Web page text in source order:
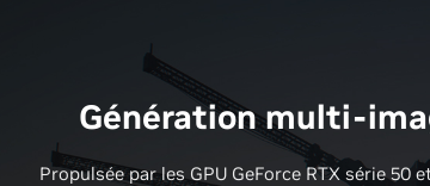
Génération multi-
Propulsée par les GPU GeForce RTX série